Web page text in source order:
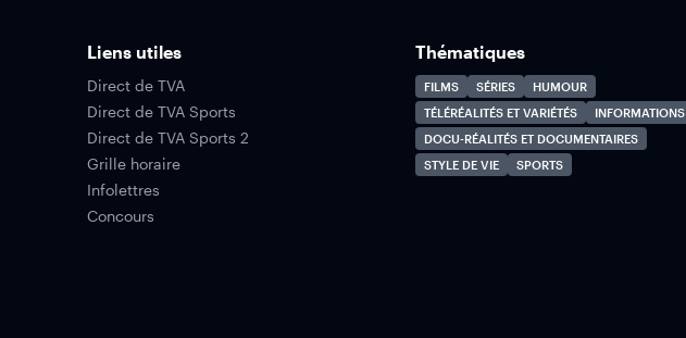
Liens utiles
Direct de TVA
Direct de TVA Sports
Direct de TVA Sports 2
Grille horaire
Infolettres
Concours
Thématiques
FILMS SÉRIES
HUMOUR
TÉLÉRÉALITÉS ET VARIÉTÉS
INFORMATIONS
DOCU-RÉALITÉS ET DOCUMENTAIRES
STYLE DE VIE
SPORTS